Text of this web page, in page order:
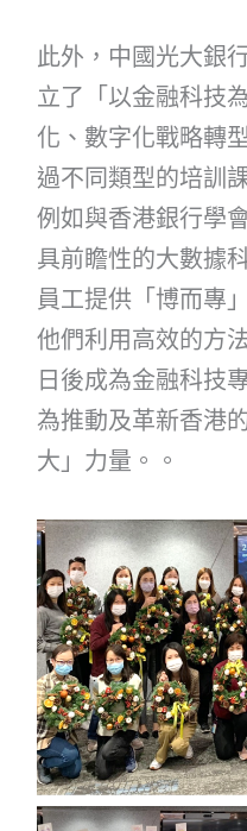
此外，中國光大銀
立了「以金融科技
化、數字化戰略轉
過不同類型的培訓
例如與香港銀行學
具前瞻性的大數據
員工提供「博而專
他們利用高效的方
日後成為金融科技
為推動及革新香港
大」力量。。